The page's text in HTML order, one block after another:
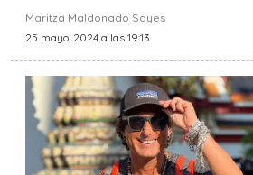
Maritza Maldonado Sayes
25 mayo, 2024 a las 19:13